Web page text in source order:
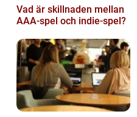
Vad är skillnaden mellan
AAA-spel och indie-spel?